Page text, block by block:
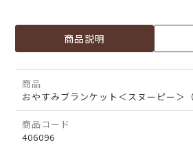
商品説明
商品
おやすみブランケット＜スヌーピー＞
商品コード
406096